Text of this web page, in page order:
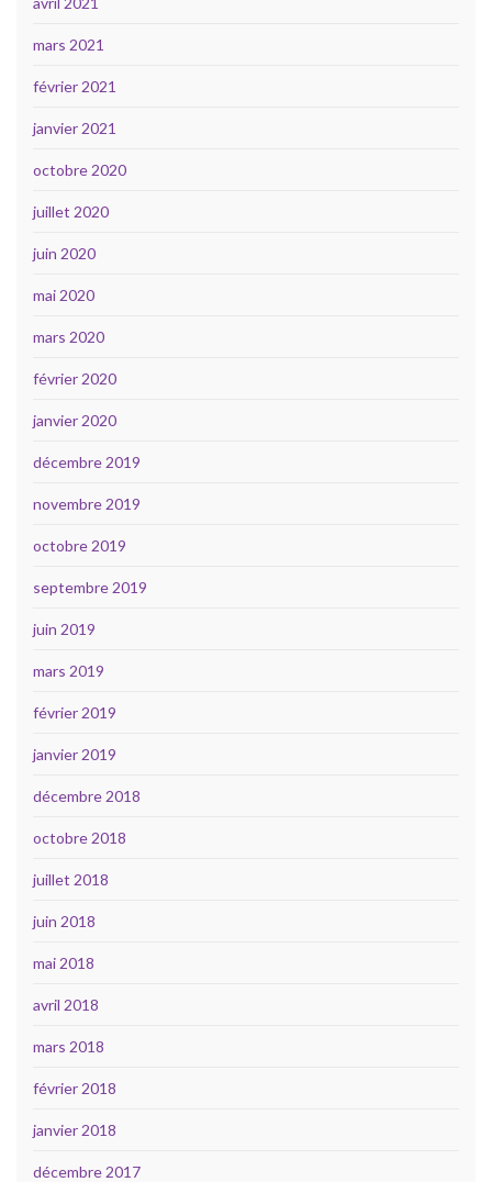
mars 2021
février 2021
janvier 2021
octobre 2020
juillet 2020
juin 2020
mai 2020
mars 2020
février 2020
janvier 2020
décembre 2019
novembre 2019
octobre 2019
septembre 2019
juin 2019
mars 2019
février 2019
janvier 2019
décembre 2018
octobre 2018
juillet 2018
juin 2018
mai 2018
avril 2018
mars 2018
février 2018
janvier 2018
décembre 2017